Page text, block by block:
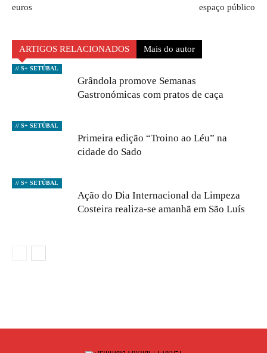
euros
espaço público
ARTIGOS RELACIONADOS Mais do autor
// S+ SETÚBAL
Grândola promove Semanas
Gastronómicas com pratos de caça
// S+ SETÚBAL
Primeira edição “Troino ao Léu” na
cidade do Sado
// S+ SETÚBAL
Ação do Dia Internacional da Limpeza
Costeira realiza-se amanhã em São Luís